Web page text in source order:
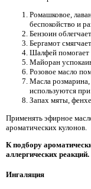
Ромашковое,
беспокойство и
Бензоин
Бергамот
Шалфей помогает
Майоран
Розовое масло
Масла розмарина,
используются
Запах мяты,
Применять эфирное
ароматических кулонов.
К подбору
аллергических реакций.
Ингаляция